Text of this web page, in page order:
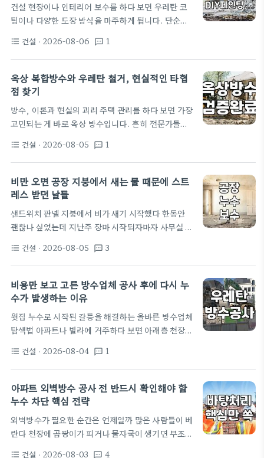
원까지 요구했다. 당시 내 연봉과 매달 나가는 고정 지
출을 고려했을 때 선뜻 지불하기 어려운 큰돈이었다.
결국 포털…
건설 현장이나 인테리어 보수를 하다 보면 우레탄 코
팅이나 다양한 도장 방식을 마주하게 됩니다. 단순히
결정짓는 핵심 공정이라 종류와 특징을 미리 파악해두
는 것이 중요합니다. 특히 원목 가구를 관리하거나 옥
상 방수를 계획할 때 우레탄은 가장 대중적이면서도
까다로운 재료로 꼽힙니다. 원목 가구의 방수 문제를
본적으로 수분을 흡수하는 성질이 있어, 욕실이나 습
한 곳에 두는 가구라면 마감 처리가 필수입니다. 보통
니스나 바니시를 덧바르는 방식으로 마감하는데, 우
format_list_bulleted 건설 · 2026-08-06 textsms 1
옥상 복합방수와 우레탄 철거, 현실적인 타협
점 찾기
방수, 이론과 현실의 괴리 주택 관리를 하다 보면 가장
고민되는 게 바로 옥상 방수입니다. 흔히 전문가들은
저도 예전에 구축 빌라 관리 위원을 맡았을 때, 옥상에
크랙이 가고 누수가 시작되어 수소문 끝에 복합방수를
알아봤습니다. 업체마다 견적은 300만 원에서 800
만 원까지 천차만별이었고, 기존 우레탄을 전부 까내
리더군요. 결론부터 말하면, '이게 정답이다'라고 말
할 수 있는 상황은 거의 없었습니다. 실제 현장에선 기
존 바닥 상태가 너무 불량하면 전체 철거가 필수지만,
format_list_bulleted 건설 · 2026-08-05 textsms 1
비만 오면 공장 지붕에서 새는 물 때문에 스트
레스 받던 날들
샌드위치 판넬 지붕에서 비가 새기 시작했다 한동안
괜찮나 싶었는데 지난주 장마 시작되자마자 사무실 구
작했다. 처음에는 그냥 바닥에 대야 하나 받쳐두면 되
겠지 싶었는데, 이게 생각보다 물줄기가 굵어지는 속
도가 빨랐다. 대야를 놔두는 걸로는 감당이 안 될 것
같아서 결국 위를 올려다봤는데, 판넬과 판넬 사이 실
빗물이 거침없이 들어오고 있었다. 사실 이전에도 누
수가 조금 있었을 텐데, 이번엔 진짜 제대로 터진 것
같다. 마음이 다급해지니 당장 사람을 불러야 하나…
format_list_bulleted 건설 · 2026-08-05 textsms 3
비용만 보고 고른 방수업체 공사 후에 다시 누
수가 발생하는 이유
윗집 누수로 시작된 갈등을 해결하는 올바른 방수업체
탐색법 아파트나 빌라에 거주하다 보면 아래층 천장에
다. 갑작스러운 누수 연락을 받으면 당황한 마음에 동
네 인근의 아무 방수업체 연락처를 찾아 즉시 공사를
의뢰하기 십상이다. 하지만 원인을 정확히 파악하지
않고 땜질식 처방만 내리는 업체를 만나면 얼마 못 가
제는 단순히 물이 비치는 위치만 보고 판단할 일이 아
니다. 욕실 바닥의 타일방수 문제인지, 하수 배관 주변
의 크랙 때문인지 정확히 짚어내는 안목이 필요하다.
format_list_bulleted 건설 · 2026-08-04 textsms 1
아파트 외벽방수 공사 전 반드시 확인해야 할
누수 차단 핵심 전략
외벽방수가 필요한 순간은 언제일까 많은 사람들이 베
란다 천장에 곰팡이가 피거나 물자국이 생기면 무조건
format_list_bulleted 건설 · 2026-08-03 textsms 4